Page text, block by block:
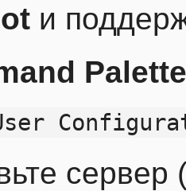
и
Palette
сервер